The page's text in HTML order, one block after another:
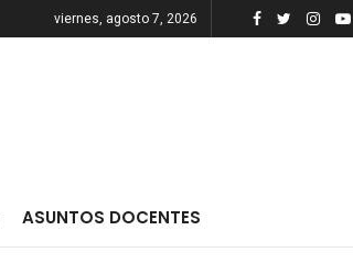
viernes, agosto 7, 2026
ASUNTOS DOCENTES